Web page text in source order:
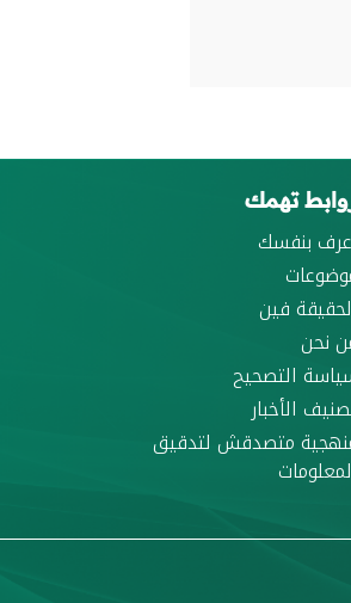
تهمك
بنفسك
فين
نحن
التصحيح
الأخبار
متصدقش لتدقيق